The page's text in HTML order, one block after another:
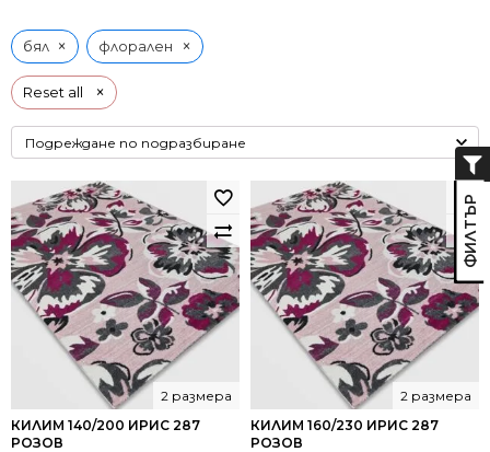
Reset all ×
бял × флорален ×
КИЛИМ 140/200 ИРИС 287
РОЗОВ
2 размера
КИЛИМ 160/230 ИРИС 287
РОЗОВ
2 размера